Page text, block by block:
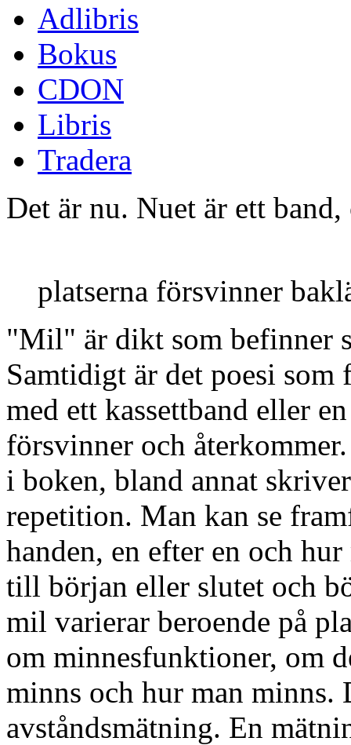
Adlibris
Bokus
CDON
Libris
Tradera
Det är nu. Nuet är ett
platserna försvinner
"Mil" är dikt som befinner
Samtidigt är det poesi som
med ett kassettband eller
försvinner och
i boken, bland annat
repetition. Man kan se
handen, en efter en och
till början eller slutet och
mil varierar beroende på
om minnesfunktioner, om
minns och hur man minns.
avståndsmätning. En